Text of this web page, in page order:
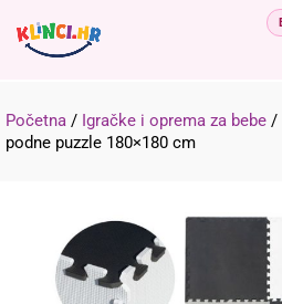
Početna / Igračke i oprema za bebe /
podne puzzle 180×180 cm